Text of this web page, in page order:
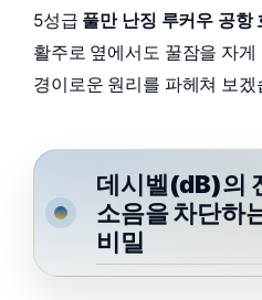
5성급 풀만 난징 루커우 공항
활주로 옆에서도 꿀잠을 자
경이로운 원리를 파헤쳐 보겠
데시벨(dB)의
소음을 차단하
비밀